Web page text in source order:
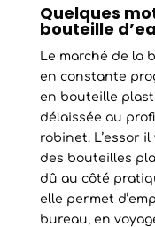
Quelques
bouteille
Le marché de la
en constante
en bouteille
délaissée au
robinet. L’essor
des bouteilles
dû au côté
elle permet
bureau, en